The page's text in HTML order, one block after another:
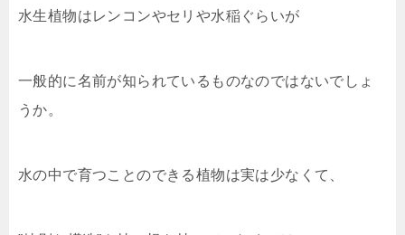
水生植物はレンコンやセリや水稲ぐらいが
一般的に名前が知られているものなのではないでしょ
うか。
水の中で育つことのできる植物は実は少なくて、